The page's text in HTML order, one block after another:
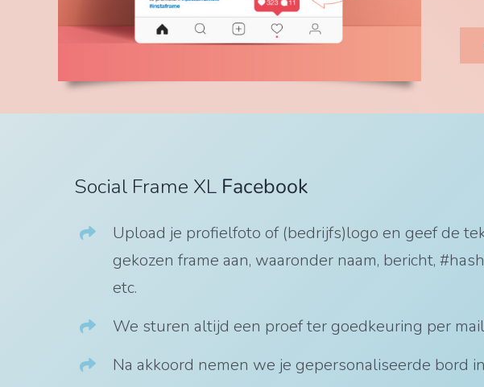
Social Frame XL Facebook
Upload je profielfoto of (bedrijfs)logo en geef de
gekozen frame aan, waaronder naam, bericht,
etc.
We sturen altijd een proef ter goedkeuring per
Na akkoord nemen we je gepersonaliseerde bord